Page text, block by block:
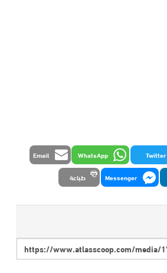
Twitter
WhatsApp
Email
Messenger طباعة